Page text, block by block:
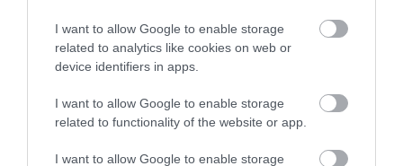
I want to allow Google to enable storage
related to analytics like cookies on web or
device identifiers in apps.
I want to allow Google to enable storage
related to functionality of the website or app.
I want to allow Google to enable storage
LEKÓKAD? LEHET, HOGY A
BALKON LEVEGŐJE SZÍVJA KI
AKADÁLYOZD MEG, HOGY
ÉJSZAKÁRA IS SÜTŐVÉ